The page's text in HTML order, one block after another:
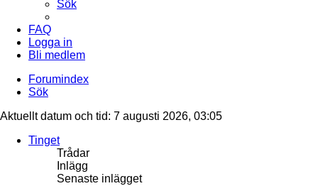
Sök
FAQ
Logga in
Bli medlem
Forumindex
Sök
Aktuellt datum och tid: 7 augusti 2026, 03:05
Tinget
Trådar
Inlägg
Senaste inlägget